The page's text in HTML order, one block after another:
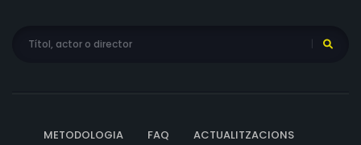
METODOLOGIA FAQ ACTUALITZACIONS